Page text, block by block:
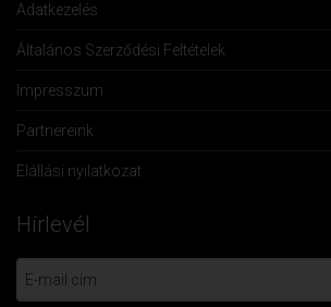
Adatkezelés
Általános Szerződési Feltételek
Impresszum
Partnereink
Elállási nyilatkozat
Hírlevél